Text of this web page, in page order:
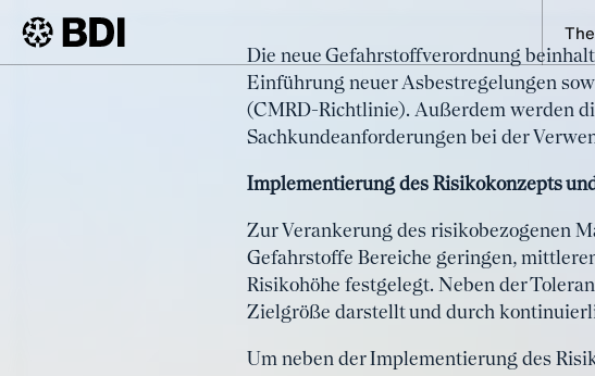
Artikel
Neue
und in Kraft
Die neue Gefahrstoffverordnung
Einführung neuer Asbestregelungen
(CMRD-Richtlinie). Außerdem werden
Sachkundeanforderungen bei der
Implementierung des Risikokonzepts
Zur Verankerung des risikobezogenen
Gefahrstoffe Bereiche geringen,
Risikohöhe festgelegt. Neben der
Zielgröße darstellt und durch
Um neben der Implementierung des